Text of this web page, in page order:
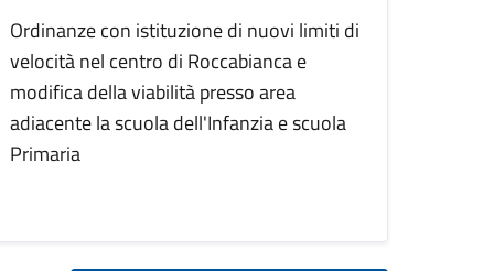
Ordinanze con istituzione di nuovi limiti di
velocità nel centro di Roccabianca e
modifica della viabilità presso area
adiacente la scuola dell'Infanzia e scuola
Primaria